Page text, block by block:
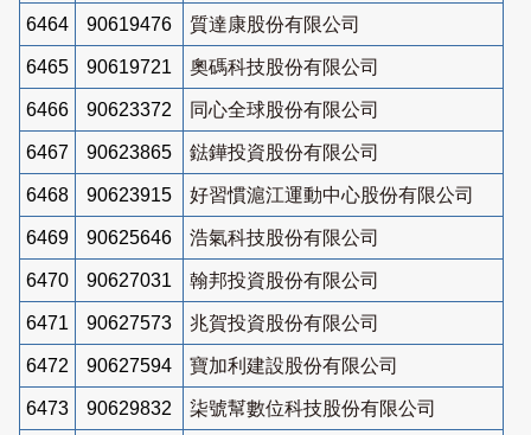
6464 90619476 質達康股份有限公司
6465 90619721 奧碼科技股份有限公司
6466 90623372 同心全球股份有限公司
6467 90623865 鍅鏵投資股份有限公司
6468 90623915 好習慣滬江運動中心股份有限公司
6469 90625646 浩氣科技股份有限公司
6470 90627031 翰邦投資股份有限公司
6471 90627573 兆賀投資股份有限公司
6472 90627594 寶加利建設股份有限公司
6473 90629832 柒號幫數位科技股份有限公司